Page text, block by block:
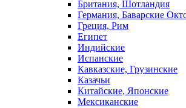
Британия, Шотландия
Германия, Баварские
Греция, Рим
Египет
Индийские
Испанские
Кавказские, Грузинские
Казачьи
Китайские, Японские
Мексиканские